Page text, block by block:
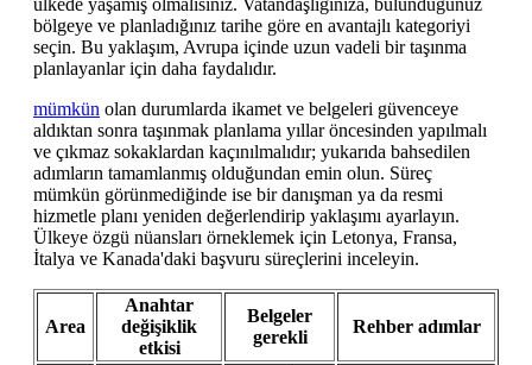
ülkede yaşamış olmalısınız. Vatandaşlığınıza, bulunduğunuz
bölgeye ve planladığınız tarihe göre en avantajlı kategoriyi
seçin. Bu yaklaşım, Avrupa içinde uzun vadeli bir taşınma
planlayanlar için daha faydalıdır.
mümkün olan durumlarda ikamet ve belgeleri güvenceye
aldıktan sonra taşınmak planlama yıllar öncesinden yapılmalı
ve çıkmaz sokaklardan kaçınılmalıdır; yukarıda bahsedilen
adımların tamamlanmış olduğundan emin olun. Süreç
mümkün görünmediğinde ise bir danışman ya da resmi
hizmetle planı yeniden değerlendirip yaklaşımı ayarlayın.
Ülkeye özgü nüansları örneklemek için Letonya, Fransa,
İtalya ve Kanada'daki başvuru süreçlerini inceleyin.
Area
Anahtar
değişiklik
etkisi
Belgeler
gerekli
Rehber adımlar